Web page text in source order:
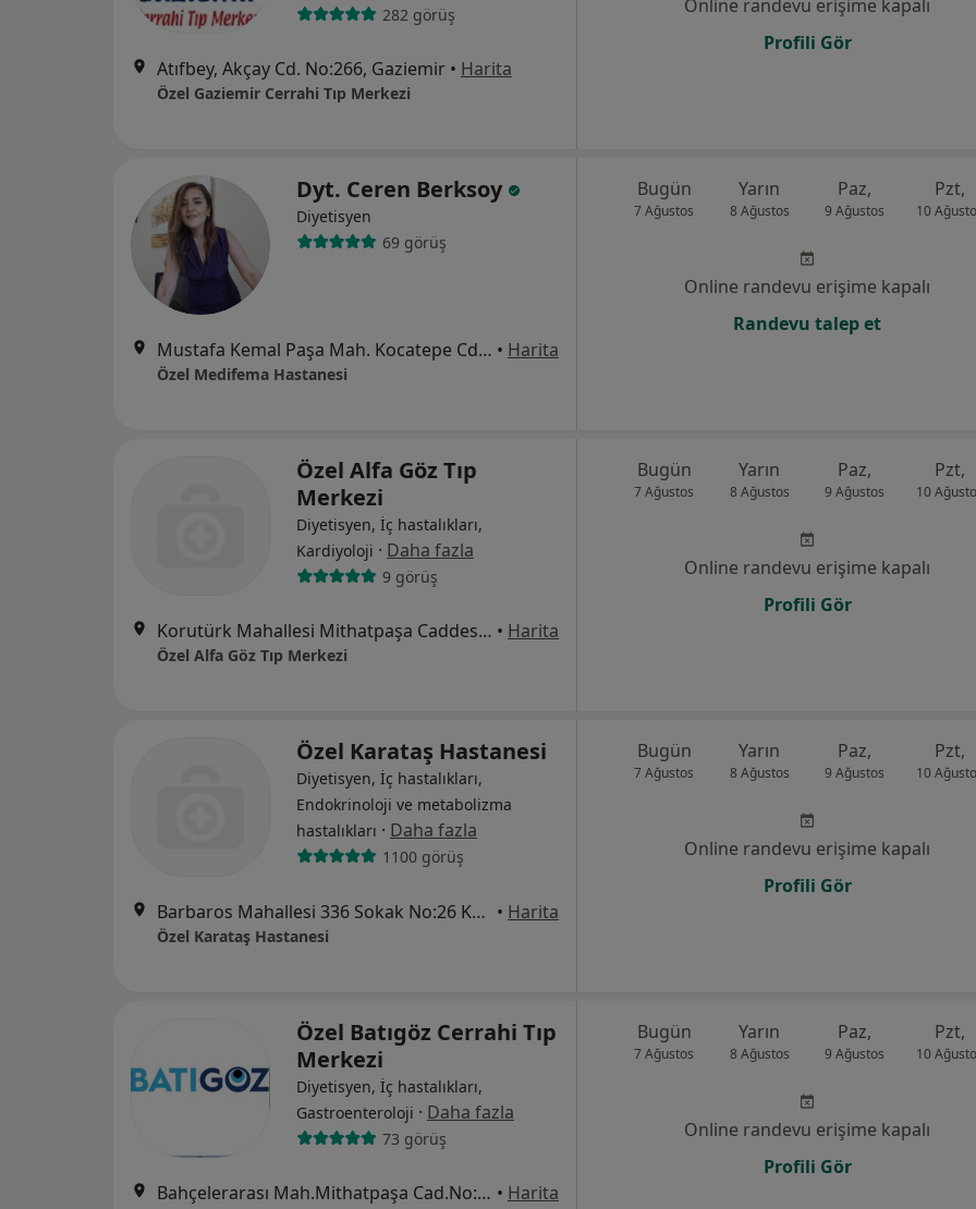
282 görüş
Atıfbey, Akçay Cd. No:266, Gaziemir • Harita
Özel Gaziemir Cerrahi Tıp Merkezi
Online randevu erişime kapalı
Profili Gör
Dyt. Ceren Berksoy
Diyetisyen
69 görüş
Mustafa Kemal Paşa Mah. Kocatepe Cd. No:1, Torbalı • Harita
Özel Medifema Hastanesi
Bugün
7 Ağustos
Yarın
8 Ağustos
Paz,
9 Ağustos
Pzt,
10
Online randevu erişime kapalı
Randevu talep et
Özel Alfa Göz Tıp
Merkezi
Diyetisyen, İç hastalıkları,
Kardiyoloji · Daha fazla
9 görüş
Korutürk Mahallesi Mithatpaşa Caddesi No: 247/A, Balçova • Harita
Özel Alfa Göz Tıp Merkezi
Bugün
7 Ağustos
Yarın
8 Ağustos
Paz,
9 Ağustos
Pzt,
10
Online randevu erişime kapalı
Profili Gör
Özel Karataş Hastanesi
Diyetisyen, İç hastalıkları,
Endokrinoloji ve metabolizma
hastalıkları · Daha fazla
1100 görüş
Barbaros Mahallesi 336 Sokak No:26 Karataş, Konak • Harita
Özel Karataş Hastanesi
Bugün
7 Ağustos
Yarın
8 Ağustos
Paz,
9 Ağustos
Pzt,
10
Online randevu erişime kapalı
Profili Gör
Özel Batıgöz Cerrahi Tıp
Merkezi
Diyetisyen, İç hastalıkları,
Gastroenteroloji · Daha fazla
73 görüş
Bahçelerarası Mah.Mithatpaşa Cad.No:36/Z04-Z04A, Balçova • Harita
Bugün
7 Ağustos
Yarın
8 Ağustos
Paz,
9 Ağustos
Pzt,
10
Online randevu erişime kapalı
Profili Gör